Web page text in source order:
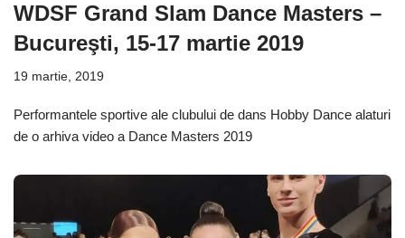
WDSF Grand Slam Dance Masters –
Bucureşti, 15-17 martie 2019
19 martie, 2019
Performantele sportive ale clubului de dans Hobby Dance alaturi
de o arhiva video a Dance Masters 2019